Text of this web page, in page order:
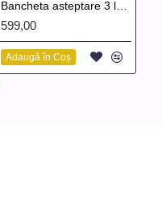
599,00
Adaugă în Coș